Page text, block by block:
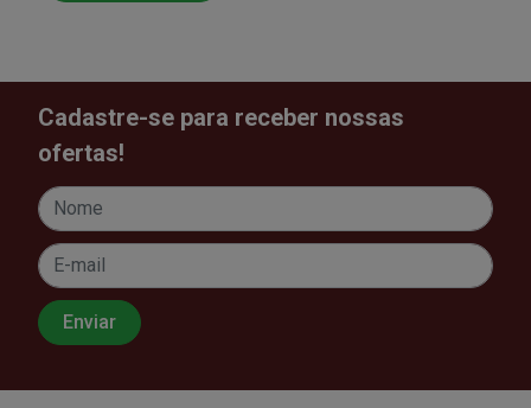
Cadastre-se para receber nossas
ofertas!